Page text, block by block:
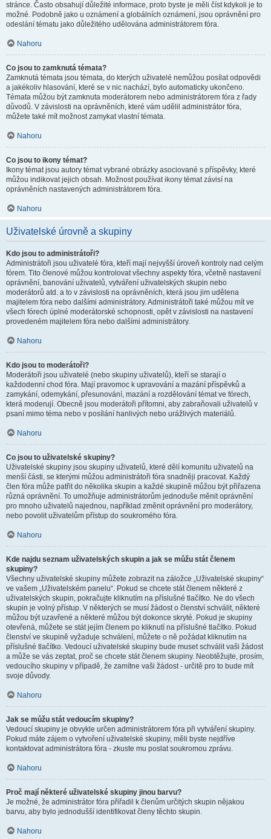
stránce. Často obsahují důležité informace, proto byste je měli číst kdykoli je to
možné. Podobně jako u oznámení a globálních oznámení, jsou oprávnění pro
odeslání tématu jako důležitého udělována administrátorem fóra.
Nahoru
Co jsou to zamknutá témata?
Zamknutá témata jsou témata, do kterých uživatelé nemůžou posílat odpovědi
a jakékoliv hlasování, které se v nic nachází, bylo automaticky ukončeno.
Témata můžou být zamknuta moderátorem nebo administrátorem fóra z řady
důvodů. V závislosti na oprávněních, které vám udělil administrátor fóra,
můžete také mít možnost zamykat vlastní témata.
Nahoru
Co jsou to ikony témat?
Ikony témat jsou autory témat vybrané obrázky asociované s příspěvky, které
můžou indikovat jejich obsah. Možnost používat ikony témat závisí na
oprávněních nastavených administrátorem fóra.
Nahoru
Uživatelské úrovně a skupiny
Kdo jsou to administrátoři?
Administrátoři jsou uživatelé fóra, kteří mají nejvyšší úroveň kontroly nad celým
fórem. Tito členové můžou kontrolovat všechny aspekty fóra, včetně nastavení
oprávnění, banování uživatelů, vytváření uživatelských skupin nebo
moderátorů atd. a to v závislosti na oprávněních, která jsou jim udělena
majitelem fóra nebo dalšími administrátory. Administrátoři také můžou mít ve
všech fórech úplné moderátorské schopnosti, opět v závislosti na nastavení
provedeném majitelem fóra nebo dalšími administrátory.
Nahoru
Kdo jsou to moderátoři?
Moderátoři jsou uživatelé (nebo skupiny uživatelů), kteří se starají o
každodenní chod fóra. Mají pravomoc k upravování a mazání příspěvků a
zamykání, odemykání, přesunování, mazání a rozdělování témat ve fórech,
která moderují. Obecně jsou moderátoři přítomni, aby zabraňovali uživatelů v
psaní mimo téma nebo v posílání hanlivých nebo urážlivých materiálů.
Nahoru
Co jsou to uživatelské skupiny?
Uživatelské skupiny jsou skupiny uživatelů, které dělí komunitu uživatelů na
menší části, se kterými můžou administrátoři fóra snadněji pracovat. Každý
člen fóra může patřit do několika skupin a každé skupině můžou být přiřazena
různá oprávnění. To umožňuje administrátorům jednoduše měnit oprávnění
pro mnoho uživatelů najednou, například změnit oprávnění pro moderátory,
nebo povolit uživatelům přístup do soukromého fóra.
Nahoru
Kde najdu seznam uživatelských skupin a jak se můžu stát členem
skupiny?
Všechny uživatelské skupiny můžete zobrazit na záložce „Uživatelské skupiny“
ve vašem „Uživatelském panelu“. Pokud se chcete stát členem některé z
uživatelských skupin, pokračujte kliknutím na příslušné tlačítko. Ne do všech
skupin je volný přístup. V některých se musí žádost o členství schválit, některé
můžou být uzavřené a některé můžou být dokonce skryté. Pokud je skupiny
otevřená, můžete se stát jejím členem po kliknutí na příslušné tlačítko. Pokud
členství ve skupině vyžaduje schválení, můžete o ně požádat kliknutím na
příslušné tlačítko. Vedoucí uživatelské skupiny bude muset schválit vaši žádost
a může se vás zeptat, proč se chcete stát členem skupiny. Neobtěžujte, prosím,
vedoucího skupiny v případě, že zamítne vaši žádost - určitě pro to bude mít
svoje důvody.
Nahoru
Jak se můžu stát vedoucím skupiny?
Vedoucí skupiny je obvykle určen administrátorem fóra při vytváření skupiny.
Pokud máte zájem o vytvoření uživatelské skupiny, měli byste nejdříve
kontaktovat administrátora fóra - zkuste mu poslat soukromou zprávu.
Nahoru
Proč mají některé uživatelské skupiny jinou barvu?
Je možné, že administrátor fóra přiřadil k členům určitých skupin nějakou
barvu, aby bylo jednodušší identifikovat členy těchto skupin.
Nahoru